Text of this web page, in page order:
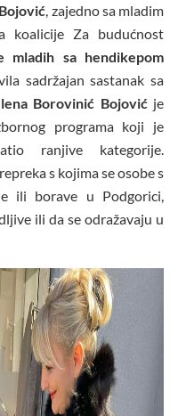
, zajedno sa mladim
koalicije Za budućnost
mladih sa hendikepom
sadržajan sastanak sa
Borovinić Bojović je
programa koji je
ranjive kategorije.
s kojima se osobe s
ili borave u Podgorici,
ili da se odražavaju u